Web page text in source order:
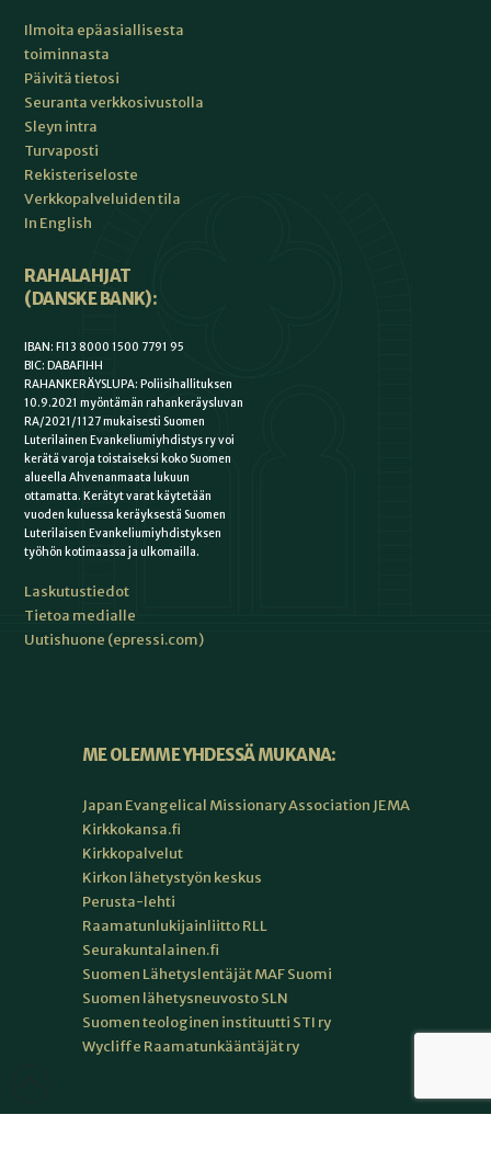
Ilmoita epäasiallisesta
toiminnasta
Päivitä tietosi
Seuranta verkkosivustolla
Sleyn intra
Turvaposti
Rekisteriseloste
Verkkopalveluiden tila
In English
RAHALAHJAT
(DANSKE BANK):
IBAN: FI13 8000 1500 7791 95
BIC: DABAFIHH
RAHANKERÄYSLUPA: Poliisihallituksen
10.9.2021 myöntämän rahankeräysluvan
RA/2021/1127 mukaisesti Suomen
Luterilainen Evankeliumiyhdistys ry voi
kerätä varoja toistaiseksi koko Suomen
alueella Ahvenanmaata lukuun
ottamatta. Kerätyt varat käytetään
vuoden kuluessa keräyksestä Suomen
Luterilaisen Evankeliumiyhdistyksen
työhön kotimaassa ja ulkomailla.
Laskutustiedot
Tietoa medialle
Uutishuone (epressi.com)
ME OLEMME YHDESSÄ MUKANA:
Japan Evangelical Missionary Association JEMA
Kirkkokansa.fi
Kirkkopalvelut
Kirkon lähetystyön keskus
Perusta-lehti
Raamatunlukijainliitto RLL
Seurakuntalainen.fi
Suomen Lähetyslentäjät MAF Suomi
Suomen lähetysneuvosto SLN
Suomen teologinen instituutti STI ry
Wycliffe Raamatunkääntäjät ry